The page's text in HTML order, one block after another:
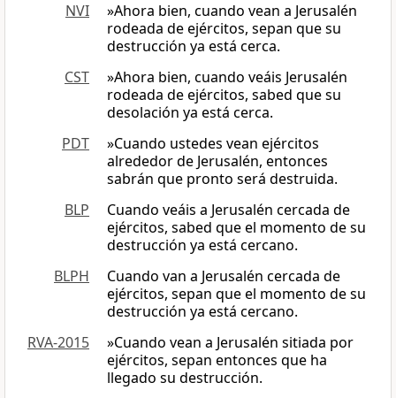
NVI
»Ahora bien, cuando vean a Jerusalén
rodeada de ejércitos, sepan que su
destrucción ya está cerca.
CST
»Ahora bien, cuando veáis Jerusalén
rodeada de ejércitos, sabed que su
desolación ya está cerca.
PDT
»Cuando ustedes vean ejércitos
alrededor de Jerusalén, entonces
sabrán que pronto será destruida.
BLP
Cuando veáis a Jerusalén cercada de
ejércitos, sabed que el momento de su
destrucción ya está cercano.
BLPH
Cuando van a Jerusalén cercada de
ejércitos, sepan que el momento de su
destrucción ya está cercano.
RVA-2015
»Cuando vean a Jerusalén sitiada por
ejércitos, sepan entonces que ha
llegado su destrucción.